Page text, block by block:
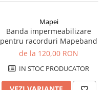
Mapei
Banda impermeabilizare
pentru racorduri Mapeband
de la 120,00 RON
IN STOC PRODUCATOR